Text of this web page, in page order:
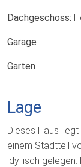
Dachgeschoss:
Garage
Garten
Lage
Dieses Haus
einem Stadtteil
idyllisch